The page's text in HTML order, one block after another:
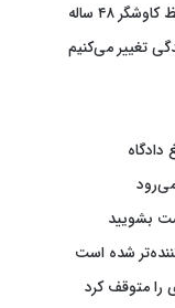
تغییر می‌کنیم
بشویید
شده است
را متوقف کرد